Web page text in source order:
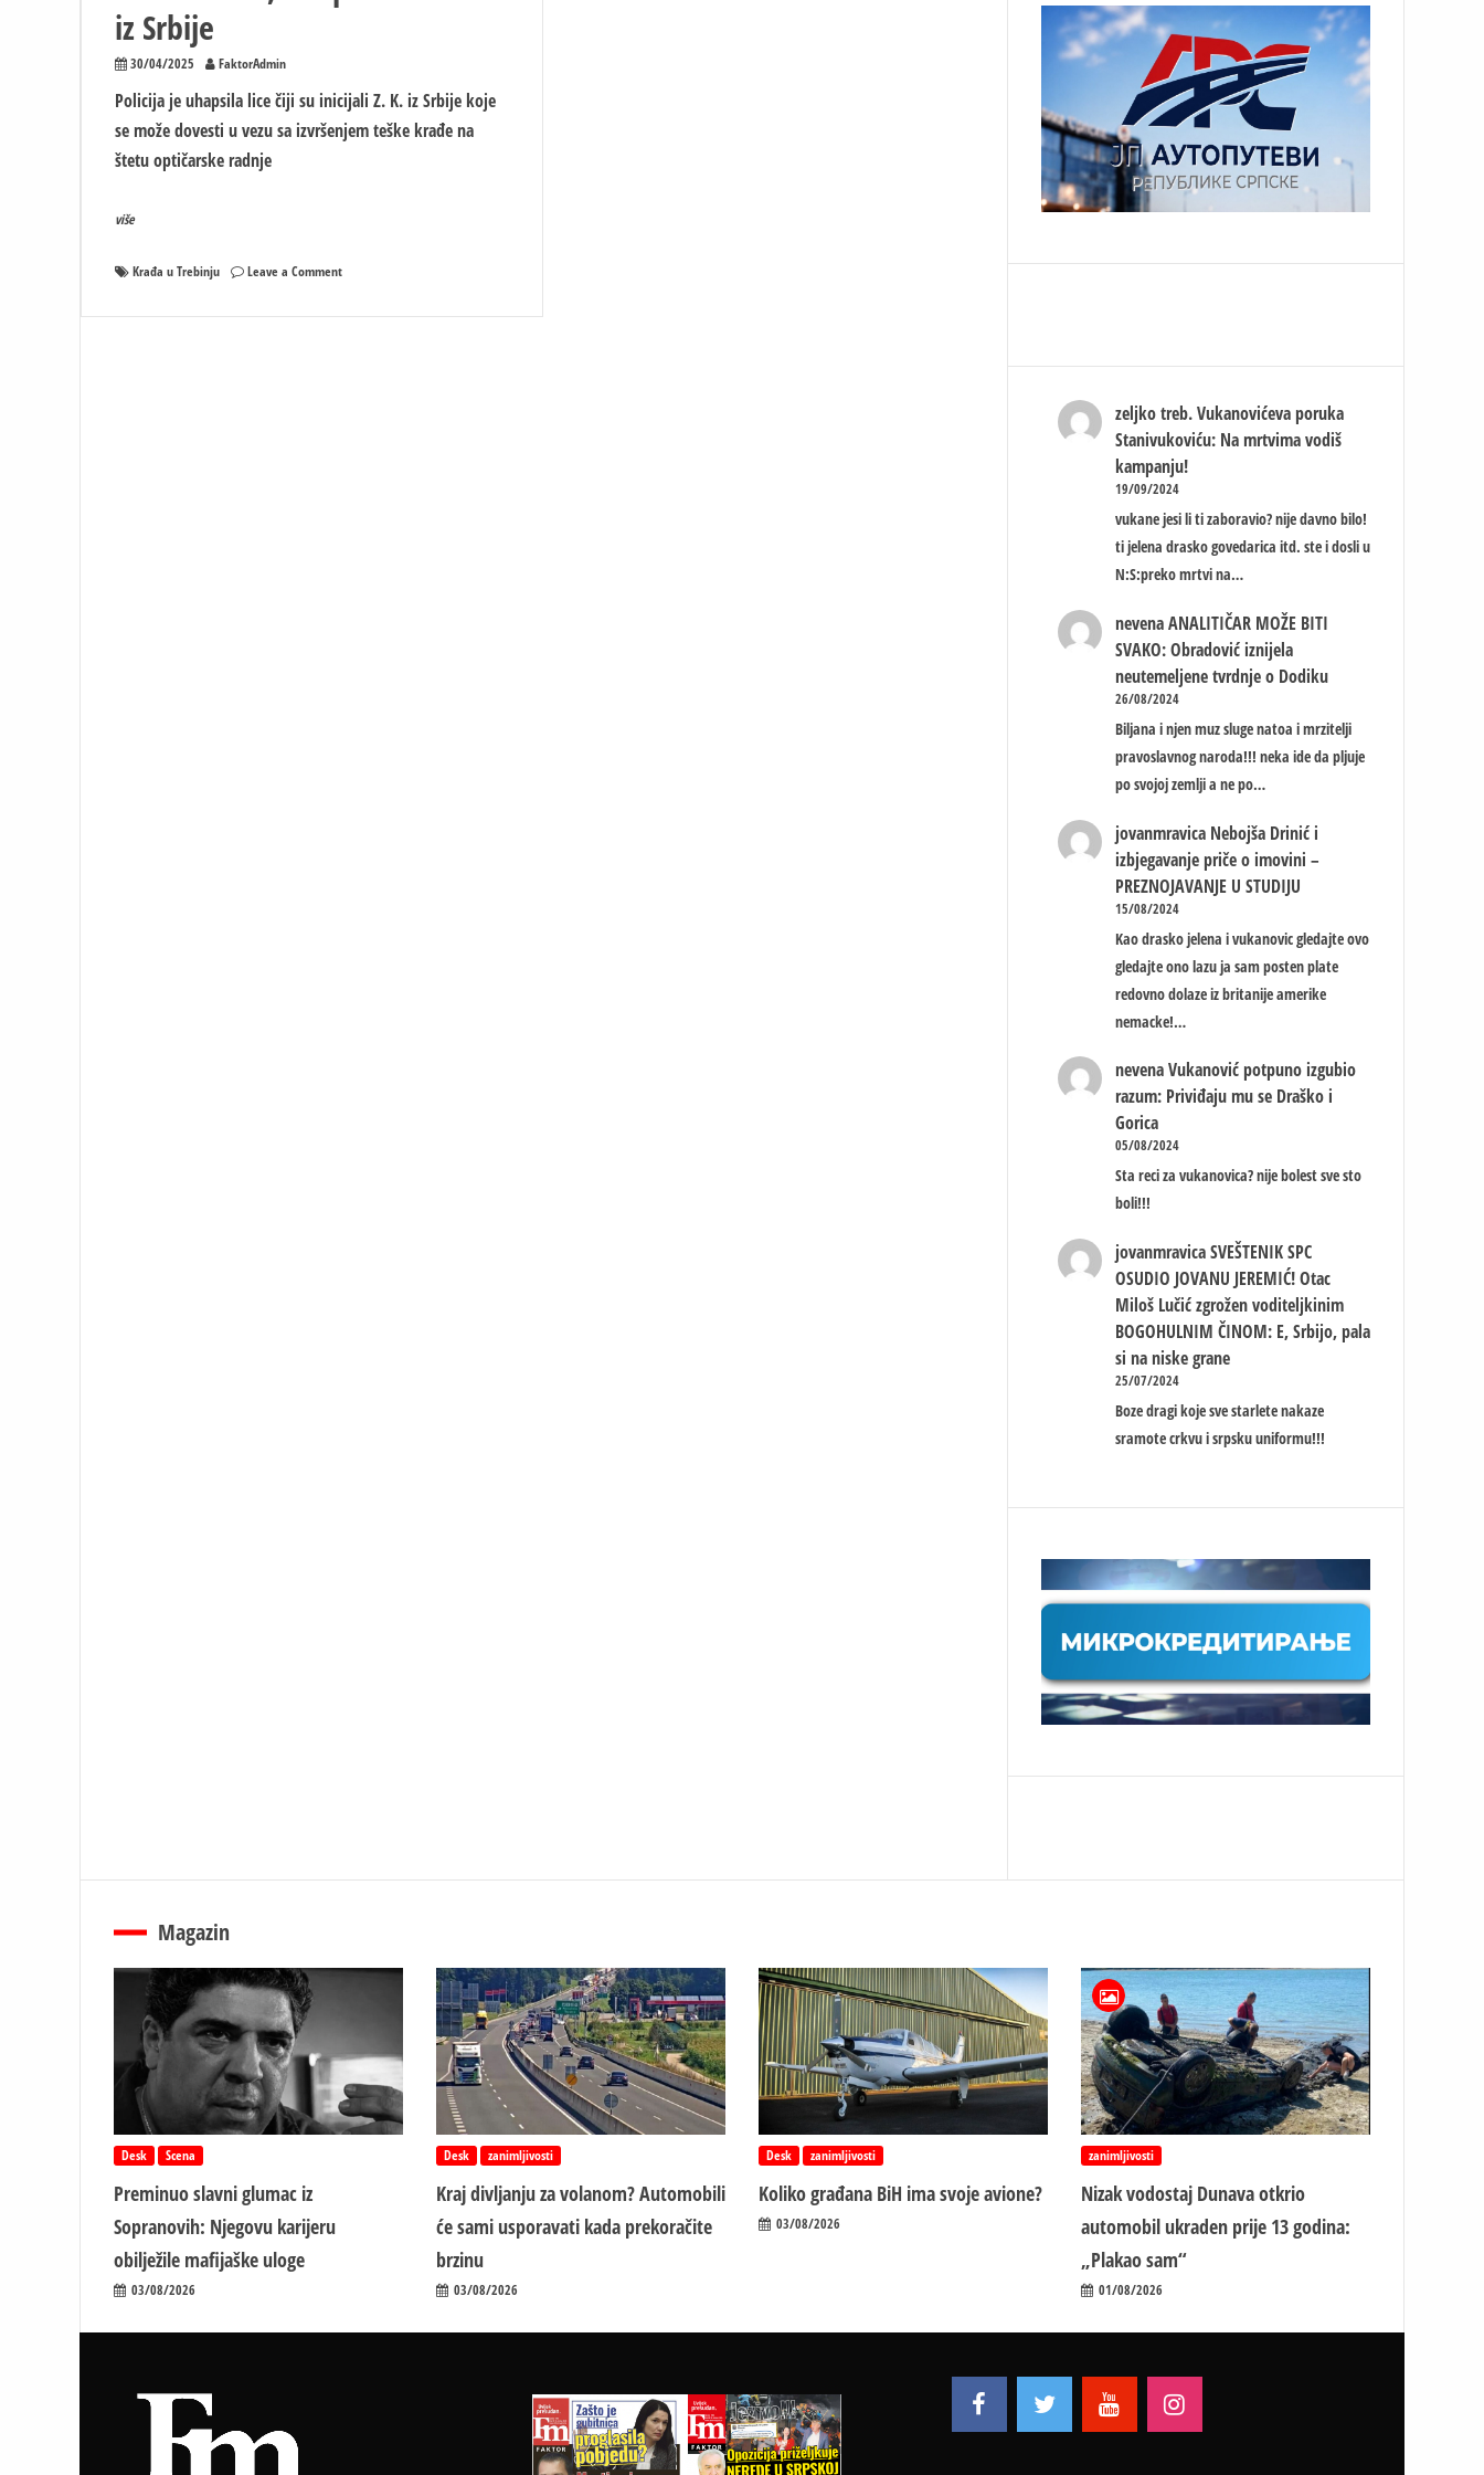
iz Srbije
30/04/2025 FaktorAdmin
Policija je uhapsila lice čiji su inicijali Z. K. iz Srbije koje
se može dovesti u vezu sa izvršenjem teške krađe na
štetu optičarske radnje
više
Krađa u Trebinju Leave a Commenton
u
zeljko treb. Vukanovićeva poruka
Stanivukoviću: Na mrtvima vodiš
kampanju!
19/09/2024
vukane jesi li ti zaboravio? nije davno bilo!
ti jelena drasko govedarica itd. ste i dosli u
N:S:preko mrtvi na…
nevena ANALITIČAR MOŽE BITI
SVAKO: Obradović iznijela
neutemeljene tvrdnje o Dodiku
26/08/2024
Biljana i njen muz sluge natoa i mrzitelji
pravoslavnog naroda!!! neka ide da pljuje
po svojoj zemlji a ne po…
jovanmravica Nebojša Drinić i
izbjegavanje priče o imovini –
PREZNOJAVANJE U STUDIJU
15/08/2024
Kao drasko jelena i vukanovic gledajte ovo
gledajte ono lazu ja sam posten plate
redovno dolaze iz britanije amerike
nemacke!…
nevena Vukanović potpuno izgubio
razum: Priviđaju mu se Draško i
Gorica
05/08/2024
Sta reci za vukanovica? nije bolest sve sto
boli!!!
jovanmravica SVEŠTENIK SPC
OSUDIO JOVANU JEREMIĆ! Otac
Miloš Lučić zgrožen voditeljkinim
BOGOHULNIM ČINOM: E, Srbijo, pala
si na niske grane
25/07/2024
Boze dragi koje sve starlete nakaze
sramote crkvu i srpsku uniformu!!!
Magazin
Desk Scena
Preminuo slavni glumac iz
Sopranovih: Njegovu karijeru
obilježile mafijaške uloge
03/08/2026
Desk zanimljivosti
Kraj divljanju za volanom? Automobili
će sami usporavati kada prekoračite
brzinu
03/08/2026
Desk zanimljivosti
Koliko građana BiH ima svoje avione?
03/08/2026
zanimljivosti
Nizak vodostaj Dunava otkrio
automobil ukraden prije 13 godina:
„Plakao sam“
01/08/2026